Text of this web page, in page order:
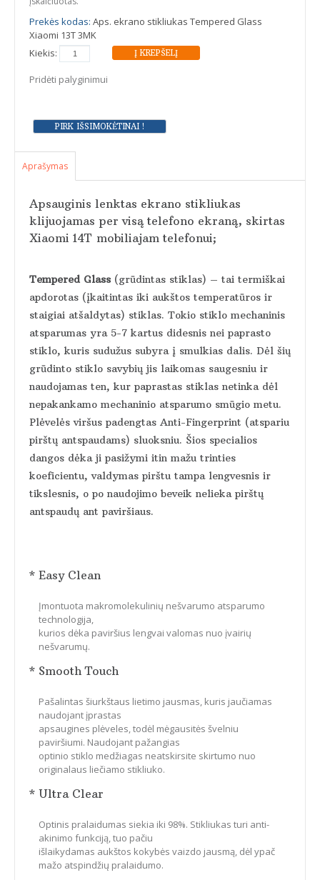
Prekės kodas: Aps. ekrano stikliukas Tempered Glass
Xiaomi 13T 3MK
Kiekis:
Pridėti palyginimui
Aprašymas
Apsauginis lenktas ekrano stikliukas
klijuojamas per visą telefono ekraną, skirtas
Xiaomi 14Tmobiliajam telefonui;
Tempered Glass (grūdintas stiklas) – tai termiškai
apdorotas (įkaitintas iki aukštos temperatūros ir
staigiai atšaldytas) stiklas. Tokio stiklo mechaninis
atsparumas yra 5-7 kartus didesnis nei paprasto
stiklo, kuris sudužus subyra į smulkias dalis. Dėl šių
grūdinto stiklo savybių jis laikomas saugesniu ir
naudojamas ten, kur paprastas stiklas netinka dėl
nepakankamo mechaninio atsparumo smūgio metu.
Plėvelės viršus padengtas Anti-Fingerprint (atspariu
pirštų antspaudams) sluoksniu. Šios specialios
dangos dėka ji pasižymi itin mažu trinties
koeficientu, valdymas pirštu tampa lengvesnis ir
tikslesnis, o po naudojimo beveik nelieka pirštų
antspaudų ant paviršiaus.
* Easy Clean
Įmontuota makromolekulinių nešvarumo atsparumo
technologija,
kurios dėka paviršius lengvai valomas nuo įvairių
nešvarumų.
* Smooth Touch
Pašalintas šiurkštaus lietimo jausmas, kuris jaučiamas
naudojant įprastas
apsaugines plėveles, todėl mėgausitės švelniu
paviršiumi. Naudojant pažangias
optinio stiklo medžiagas neatskirsite skirtumo nuo
originalaus liečiamo stikliuko.
* Ultra Clear
Optinis pralaidumas siekia iki 98%. Stikliukas turi anti-
akinimo funkciją, tuo pačiu
išlaikydamas aukštos kokybės vaizdo jausmą, dėl ypač
mažo atspindžių pralaidumo.